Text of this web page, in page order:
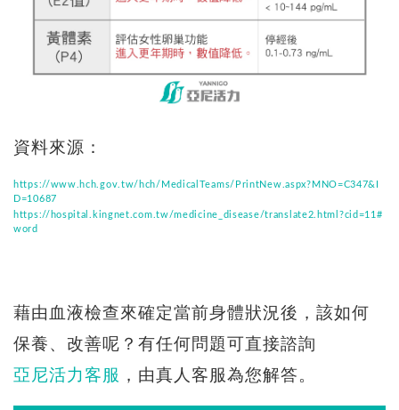
資料來源：
https://www.hch.gov.tw/hch/MedicalTeams/PrintNew.aspx?MNO=C347&I
D=10687
https://hospital.kingnet.com.tw/medicine_disease/translate2.html?cid=11#
word
藉由血液檢查來確定當前身體狀況後，該如何
保養、改善呢？有任何問題可直接諮詢
亞尼活力客服 ，由真人客服為您解答。